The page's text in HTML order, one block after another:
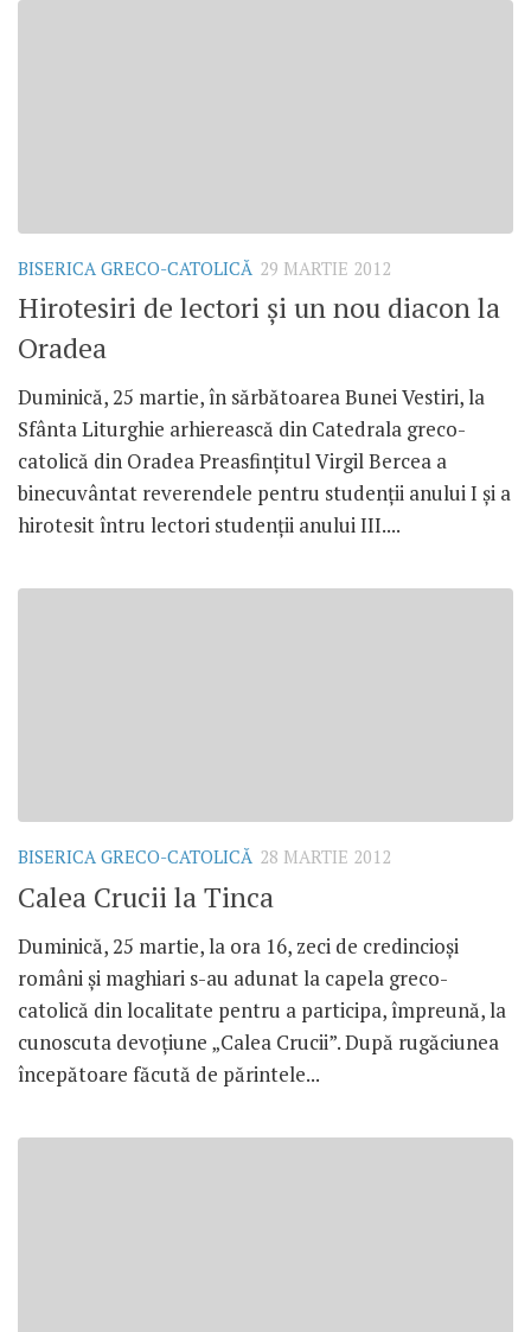
BISERICA GRECO-CATOLICĂ 29 MARTIE 2012
Hirotesiri de lectori şi un nou diacon la
Oradea
Duminică, 25 martie, în sărbătoarea Bunei Vestiri, la
Sfânta Liturghie arhierească din Catedrala greco-
catolică din Oradea Preasfinţitul Virgil Bercea a
binecuvântat reverendele pentru studenţii anului I şi a
hirotesit întru lectori studenţii anului III....
BISERICA GRECO-CATOLICĂ 28 MARTIE 2012
Calea Crucii la Tinca
Duminică, 25 martie, la ora 16, zeci de credincioşi
români şi maghiari s-au adunat la capela greco-
catolică din localitate pentru a participa, împreună, la
cunoscuta devoţiune „Calea Crucii”. După rugăciunea
începătoare făcută de părintele...